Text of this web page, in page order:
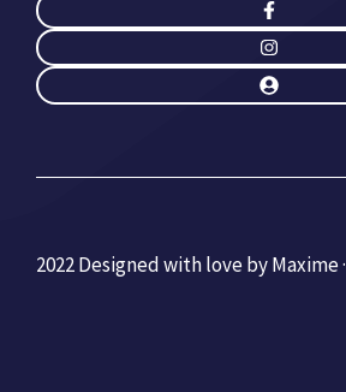
2022 Designed with love by Maxime ·